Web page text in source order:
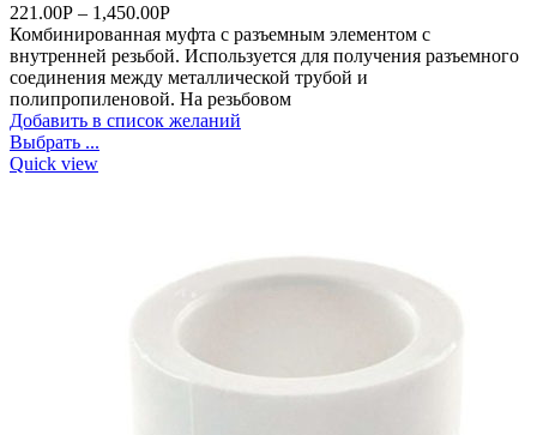
221.00Р – 1,450.00Р
Комбинированная муфта с разъемным элементом с
внутренней резьбой. Используется для получения разъемного
соединения между металлической трубой и
полипропиленовой. На резьбовом
Добавить в список желаний
Выбрать ...
Quick view